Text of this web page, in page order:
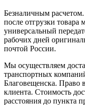
Безналичным
после отгрузки
универсальный
рабочих дней
почтой России.
Мы осуществляем
транспортных
Благовещенска. Право
клиента. Стоимость
расстояния до пункта